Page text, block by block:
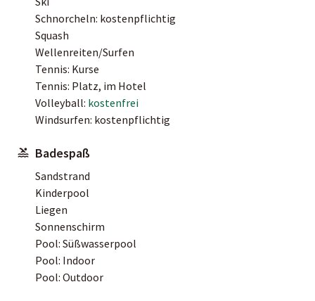
Schnorcheln: kostenpflichtig
Squash
Wellenreiten/Surfen
Tennis: Kurse
Tennis: Platz, im Hotel
Volleyball: kostenfrei
Windsurfen: kostenpflichtig
Badespaß
Sandstrand
Kinderpool
Liegen
Sonnenschirm
Pool: Süßwasserpool
Pool: Indoor
Pool: Outdoor